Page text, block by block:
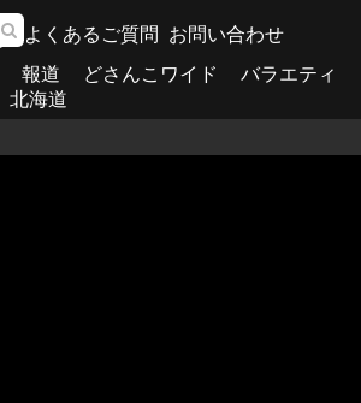
よくあるご質問 お問い合わせ
報道 どさんこワイド バラエティ
北海道